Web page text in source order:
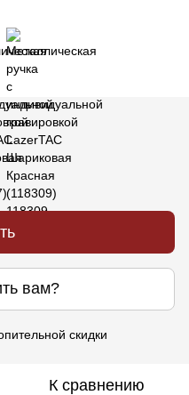
вам?
скидки
К сравнению